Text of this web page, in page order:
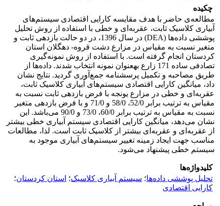
چکیده
مطالعه‌ی حاضر با هدف مقایسه کارایی اقتصادی سیستم‌های
آبیاری کلاسیک ثابت، عقربه‌ای و خطی با استفاده از روش تحلیل
پوششی داده‌ها (DEA) در سال 1396، در دو حالت بازدهی ثابت و
متغیر نسبت به مقیاس در مزارع دشت قروه- دهگلان استان
کردستان انجام گرفته است. با استفاده از روش نمونه‌گیری
تصادفی ساده 171 زارع به­عنوان نمونه انتخاب شدند. داده‌ها از
طریق مصاحبه و تکمیل پرسشنامه جمع‌آوری گردید. نتایج نشان
داد، میانگین کارایی اقتصادی سیستم‌های آبیاری کلاسیک ثابت،
عقربه‌ای و خطی در مزارع یونجه با فرض بازدهی ثابت نسبت به
مقیاس به ترتیب برابر 52/0، 58/0 و 71/0 و با فرض بازدهی متغیر
نسبت به مقیاس به ترتیب برابر 60/0، 73/0 و 90/0 می‌باشد. این
نشان می‌دهد، میانگین کارایی اقتصادی سیستم آبیاری خطی بیشتر
از عقربه‌ای و عقربه‌ای بیشتر از کلاسیک ثابت است. لذا، مطالعات
مناسب جهت ایجاد زمینه تغییر سیستم‌های آبیاری موجود به
سیستم خطی پیشنهاد می‌شود.
کلیدواژه‌ها
تحلیل پوششی داده‌ها؛ سیستم آبیاری کلاسیک؛ استان کردستان؛
کارایی اقتصادی